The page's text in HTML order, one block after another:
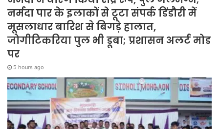
नर्मदा पार के इलाकों से टूटा संपर्क डिंडौरी में
मूसलाधार बारिश से बिगड़े हालात,
जोगीटिकरिया पुल भी डूबा; प्रशासन अलर्ट मोड
पर
5 hours ago